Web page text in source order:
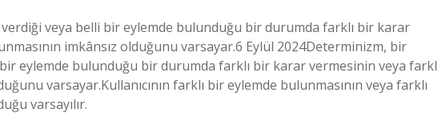
veya belli bir eylemde bulunduğu bir durumda farklı bir karar
imkânsız olduğunu varsayar.6 Eylül 2024Determinizm, bir
eylemde bulunduğu bir durumda farklı bir karar vermesinin veya
varsayar.Kullanıcının farklı bir eylemde bulunmasının veya farklı
varsayılır.